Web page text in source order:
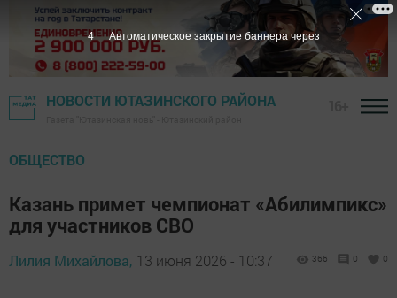
НОВОСТИ ЮТАЗИНСКОГО РАЙОНА
ОБЩЕСТВО
Казань примет чемпионат «Абилимпикс»
для участников СВО
Лилия Михайлова, 13 июня 2026 - 10:37 366 0 0
2 Автоматическое закрытие баннера через